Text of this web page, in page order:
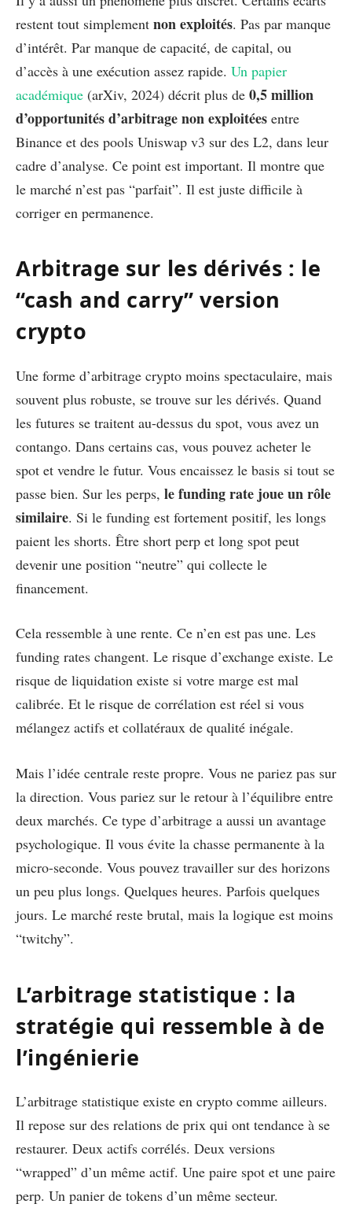
restent tout simplement non exploités. Pas par manque
d’intérêt. Par manque de capacité, de capital, ou
d’accès à une exécution assez rapide. Un papier
académique (arXiv, 2024) décrit plus de 0,5 million
d’opportunités d’arbitrage non exploitées entre
Binance et des pools Uniswap v3 sur des L2, dans leur
cadre d’analyse. Ce point est important. Il montre que
le marché n’est pas “parfait”. Il est juste difficile à
corriger en permanence.
Arbitrage sur les dérivés : le
“cash and carry” version
crypto
Une forme d’arbitrage crypto moins spectaculaire, mais
souvent plus robuste, se trouve sur les dérivés. Quand
les futures se traitent au-dessus du spot, vous avez un
contango. Dans certains cas, vous pouvez acheter le
spot et vendre le futur. Vous encaissez le basis si tout se
passe bien. Sur les perps, le funding rate joue un rôle
similaire. Si le funding est fortement positif, les longs
paient les shorts. Être short perp et long spot peut
devenir une position “neutre” qui collecte le
financement.
Cela ressemble à une rente. Ce n’en est pas une. Les
funding rates changent. Le risque d’exchange existe. Le
risque de liquidation existe si votre marge est mal
calibrée. Et le risque de corrélation est réel si vous
mélangez actifs et collatéraux de qualité inégale.
Mais l’idée centrale reste propre. Vous ne pariez pas sur
la direction. Vous pariez sur le retour à l’équilibre entre
deux marchés. Ce type d’arbitrage a aussi un avantage
psychologique. Il vous évite la chasse permanente à la
micro-seconde. Vous pouvez travailler sur des horizons
un peu plus longs. Quelques heures. Parfois quelques
jours. Le marché reste brutal, mais la logique est moins
“twitchy”.
L’arbitrage statistique : la
stratégie qui ressemble à de
l’ingénierie
L’arbitrage statistique existe en crypto comme ailleurs.
Il repose sur des relations de prix qui ont tendance à se
restaurer. Deux actifs corrélés. Deux versions
“wrapped” d’un même actif. Une paire spot et une paire
perp. Un panier de tokens d’un même secteur.